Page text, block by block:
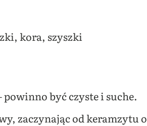
kora, szyszki
być czyste i suche.
zaczynając od keramzytu